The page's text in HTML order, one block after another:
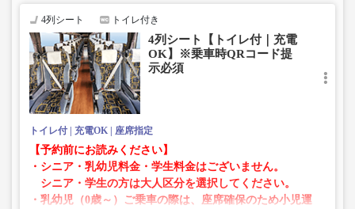
・在庫の状況はリアルタイムの表示ではございません。
※売り切れの場合でも残数が表示される場合がありま
す。
・販売日・便ごとに随時価格が変動いたします。購入時に
販売価格をご確認の上でご予約をお願いいたします。
・一部取り扱いのない停留所がある場合がございます。
4列シート トイレ付き
4列シート【トイレ付｜充電
OK】※乗車時QRコード提
示必須
トイレ付 充電OK 座席指定
【予約前にお読みください】
・シニア・乳幼児料金・学生料金はございません。
シニア・学生の方は大人区分を選択してください。
・乳幼児（0歳～）ご乗車の際は、座席確保のため小児運